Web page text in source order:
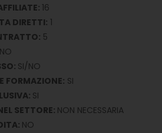
16
DIRETTI: 1
5
SI/NO
FORMAZIONE: SI
SI
SETTORE: NON NECESSARIA
NO